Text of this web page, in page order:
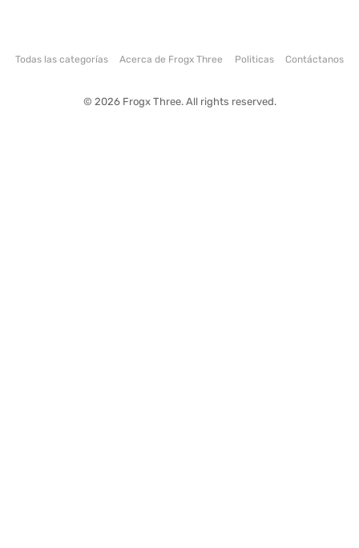
Todas las categorías Acerca de Frogx Three Politicas Contáctanos
© 2026 Frogx Three. All rights reserved.